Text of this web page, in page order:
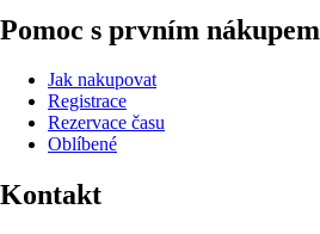
Pomoc s prvním nákupem
Jak nakupovat
Registrace
Rezervace času
Oblíbené
Kontakt